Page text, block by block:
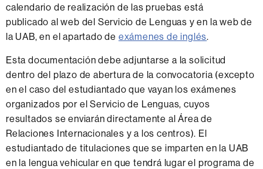
calendario de realización de las pruebas está
publicado al web del Servicio de Lenguas y en la web de
la UAB, en el apartado de exámenes de inglés.
Esta documentación debe adjuntarse a la solicitud
dentro del plazo de abertura de la convocatoria (excepto
en el caso del estudiantado que vayan los exámenes
organizados por el Servicio de Lenguas, cuyos
resultados se enviarán directamente al Área de
Relaciones Internacionales y a los centros). El
estudiantado de titulaciones que se imparten en la UAB
en la lengua vehicular en que tendrá lugar el programa de